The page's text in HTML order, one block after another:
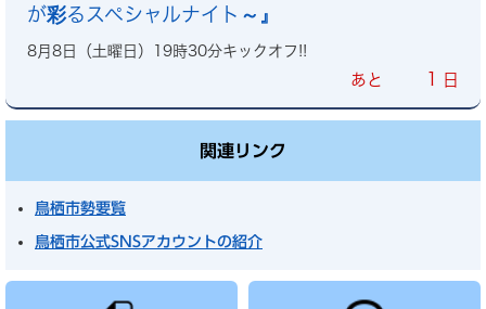
が彩るスペシャルナイト～』
8月8日（土曜日）19時30分キックオフ!!
あと 1 日
関連リンク
鳥栖市勢要覧
鳥栖市公式SNSアカウントの紹介